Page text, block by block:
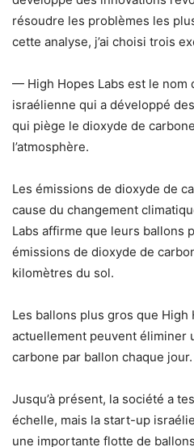
résoudre les problèmes les
cette analyse, j’ai choisi trois
— High Hopes Labs est le nom
israélienne qui a développé
qui piège le dioxyde de
l’atmosphère.
Les émissions de dioxyde de
cause du changement
Labs affirme que leurs ballons
émissions de dioxyde de
kilomètres du sol.
Les ballons plus gros que High
actuellement peuvent éliminer
carbone par ballon chaque jour.
Jusqu’à présent, la société a
échelle, mais la start-up
une importante flotte de